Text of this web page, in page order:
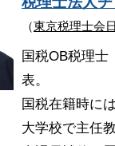
（東京税理士会
国税OB税理
表。
国税在籍時に
大学校で主任